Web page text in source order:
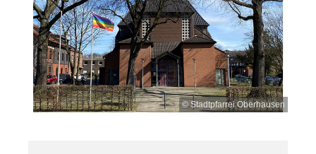
© Stadtpfarrei Oberhausen